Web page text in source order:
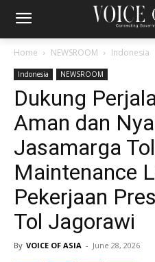
Home NEWSROOM Indonesia
Indonesia NEWSROOM
Dukung
Aman dan
Jasamarga
Maintenance
Pekerjaan
Tol Jagorawi
By VOICE OF ASIA - June 28, 2026